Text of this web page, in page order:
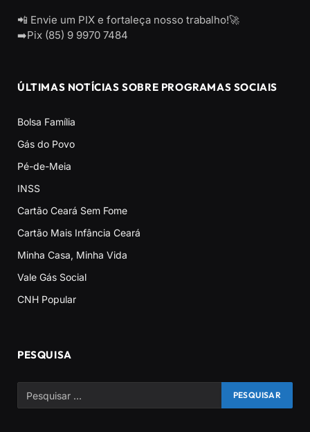
📲 Envie um PIX e fortaleça nosso trabalho!🚀
➡️Pix (85) 9 9970 7484
ÚLTIMAS NOTÍCIAS SOBRE PROGRAMAS SOCIAIS
Bolsa Família
Gás do Povo
Pé-de-Meia
INSS
Cartão Ceará Sem Fome
Cartão Mais Infância Ceará
Minha Casa, Minha Vida
Vale Gás Social
CNH Popular
PESQUISA